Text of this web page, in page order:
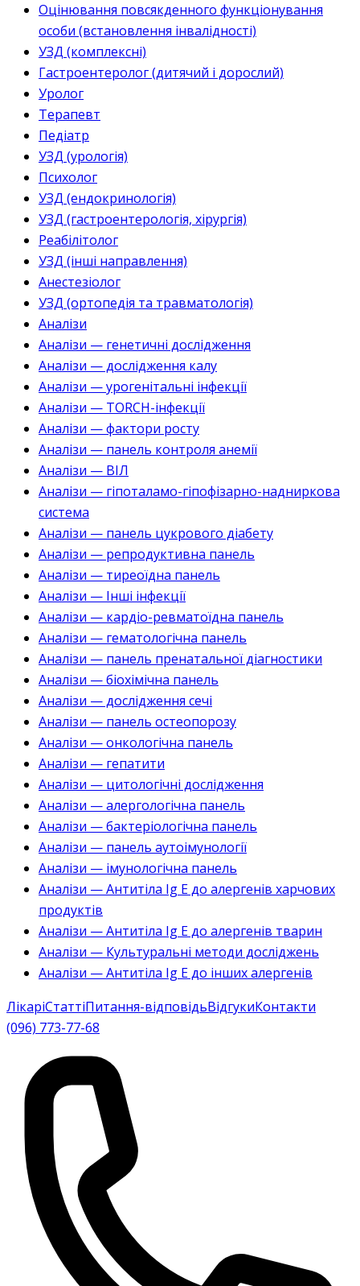
Оцінювання повсякденного функціонування
особи (встановлення інвалідності)
УЗД (комплексні)
Гастроентеролог (дитячий і дорослий)
Уролог
Терапевт
Педіатр
УЗД (урологія)
Психолог
УЗД (ендокринологія)
УЗД (гастроентерологія, хірургія)
Реабілітолог
УЗД (інші направлення)
Анестезіолог
УЗД (ортопедія та травматологія)
Аналізи
Аналізи — генетичні дослідження
Аналізи — дослідження калу
Аналізи — урогенітальні інфекції
Аналізи — TORCH-інфекції
Аналізи — фактори росту
Аналізи — панель контроля анемії
Аналізи — ВІЛ
Аналізи — гіпоталамо-гіпофізарно-надниркова
система
Аналізи — панель цукрового діабету
Аналізи — репродуктивна панель
Аналізи — тиреоїдна панель
Аналізи — Інші інфекції
Аналізи — кардіо-ревматоїдна панель
Аналізи — гематологічна панель
Аналізи — панель пренатальної діагностики
Аналізи — біохімічна панель
Аналізи — дослідження сечі
Аналізи — панель остеопорозу
Аналізи — онкологічна панель
Аналізи — гепатити
Аналізи — цитологічні дослідження
Аналізи — алергологічна панель
Аналізи — бактеріологічна панель
Аналізи — панель аутоімунології
Аналізи — імунологічна панель
Аналізи — Антитіла Ig E до алергенів харчових
продуктів
Аналізи — Антитіла Ig E до алергенів тварин
Аналізи — Культуральні методи досліджень
Аналізи — Антитіла Ig E до інших алергенів
ЛікаріСтаттіПитання-відповідьВідгукиКонтакти
(096) 773-77-68